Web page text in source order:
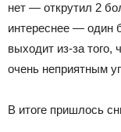
нет — открутил 2
интереснее — один
выходит из-за того,
очень неприятным
В итоге пришлось